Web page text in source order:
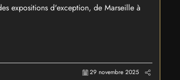
expositions d'exception, de Marseille à
29 novembre 2025